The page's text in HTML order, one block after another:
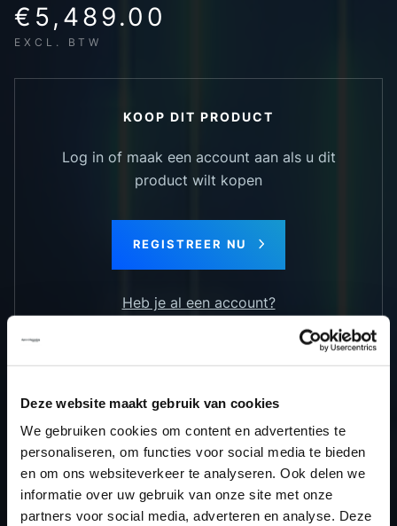
Deze website maakt gebruik van cookies
We gebruiken cookies om content en advertenties te
personaliseren, om functies voor social media te bieden
en om ons websiteverkeer te analyseren. Ook delen we
informatie over uw gebruik van onze site met onze
partners voor social media, adverteren en analyse. Deze
€5,489.00
EXCL. BTW
KOOP DIT PRODUCT
Log in of maak een account aan als u dit
product wilt kopen
REGISTREER NU
Heb je al een account?
TERUG NAAR HET OVERZICHT